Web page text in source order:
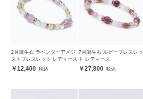
2月誕生石 ラベンダーアメジ
ストブレスレット レディース
12,400
7月誕生石 ルビーブレスレッ
ト レディース
27,800